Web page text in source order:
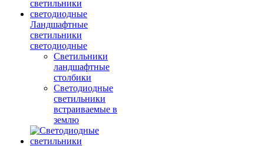
Ландшафтные
светильники
светодиодные
Светильники
ландшафтные
столбики
Светодиодные
светильники
встраиваемые в
землю